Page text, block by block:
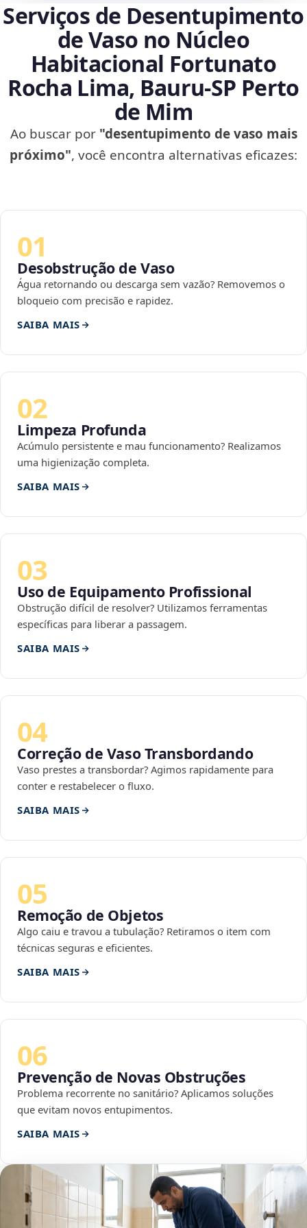
Serviços de Desentupimento
de Vaso no Núcleo
Habitacional Fortunato
Rocha Lima, Bauru‑SP Perto
de Mim
Ao buscar por "desentupimento de vaso mais
próximo", você encontra alternativas eficazes:
01
Desobstrução de Vaso
Água retornando ou descarga sem vazão? Removemos o
bloqueio com precisão e rapidez.
SAIBA MAIS
02
Limpeza Profunda
Acúmulo persistente e mau funcionamento? Realizamos
uma higienização completa.
SAIBA MAIS
03
Uso de Equipamento Profissional
Obstrução difícil de resolver? Utilizamos ferramentas
específicas para liberar a passagem.
SAIBA MAIS
04
Correção de Vaso Transbordando
Vaso prestes a transbordar? Agimos rapidamente para
conter e restabelecer o fluxo.
SAIBA MAIS
05
Remoção de Objetos
Algo caiu e travou a tubulação? Retiramos o item com
técnicas seguras e eficientes.
SAIBA MAIS
06
Prevenção de Novas Obstruções
Problema recorrente no sanitário? Aplicamos soluções
que evitam novos entupimentos.
SAIBA MAIS